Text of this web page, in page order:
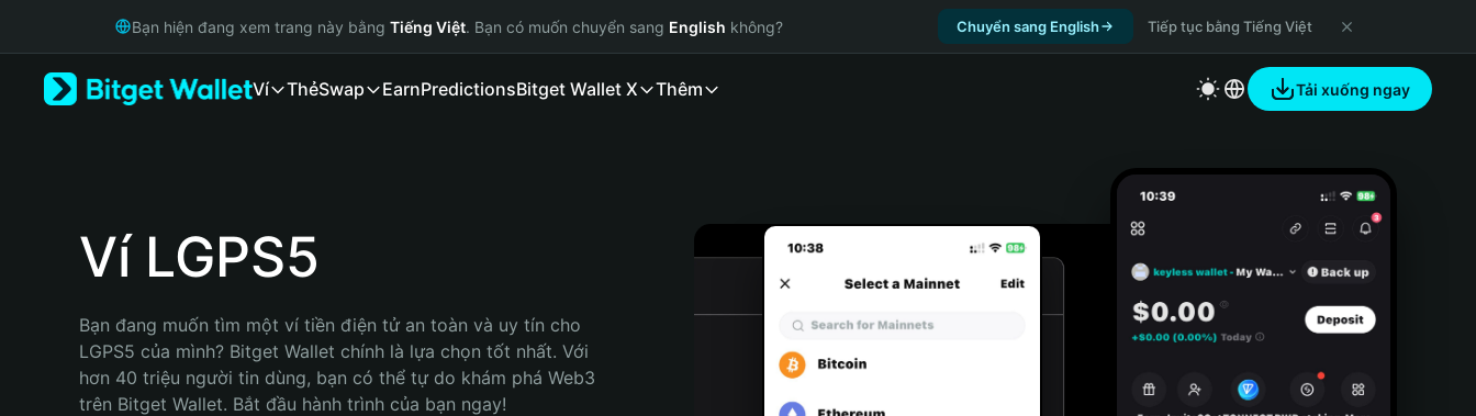
Русский
Bahasa Indonesia
Bạn hiện đang xem trang này bằng Tiếng Việt. Bạn có muốn chuyển sang English không? Chuyển sang English Tiếp tục bằng Tiếng Việt
Ví ThẻSwap EarnPredictionsBitget Wallet X Thêm Tải xuống ngay
Ví LGPS5
Bạn đang muốn tìm một ví tiền điện tử an toàn và uy tín cho
LGPS5 của mình? Bitget Wallet chính là lựa chọn tốt nhất. Với
hơn 40 triệu người tin dùng, bạn có thể tự do khám phá Web3
trên Bitget Wallet. Bắt đầu hành trình của bạn ngay!